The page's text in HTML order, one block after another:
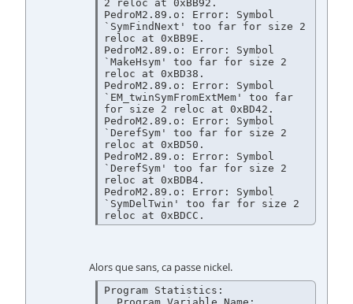
2 reloc at 0xBB92.
PedroM2.89.o: Error: Symbol
`SymFindNext' too far for size 2
reloc at 0xBB9E.
PedroM2.89.o: Error: Symbol
`MakeHsym' too far for size 2
reloc at 0xBD38.
PedroM2.89.o: Error: Symbol
`EM_twinSymFromExtMem' too far
for size 2 reloc at 0xBD42.
PedroM2.89.o: Error: Symbol
`DerefSym' too far for size 2
reloc at 0xBD50.
PedroM2.89.o: Error: Symbol
`DerefSym' too far for size 2
reloc at 0xBDB4.
PedroM2.89.o: Error: Symbol
`SymDelTwin' too far for size 2
Alors que sans, ca passe nickel.
Program Statistics: